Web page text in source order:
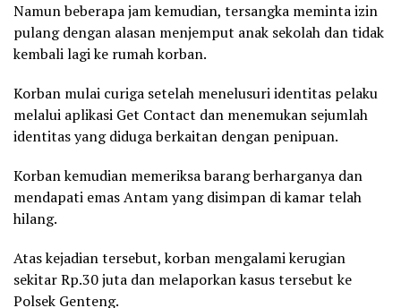
Namun beberapa jam kemudian, tersangka meminta izin
pulang dengan alasan menjemput anak sekolah dan tidak
kembali lagi ke rumah korban.
Korban mulai curiga setelah menelusuri identitas pelaku
melalui aplikasi Get Contact dan menemukan sejumlah
identitas yang diduga berkaitan dengan penipuan.
Korban kemudian memeriksa barang berharganya dan
mendapati emas Antam yang disimpan di kamar telah
hilang.
Atas kejadian tersebut, korban mengalami kerugian
sekitar Rp.30 juta dan melaporkan kasus tersebut ke
Polsek Genteng.